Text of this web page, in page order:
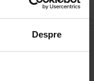
Despre